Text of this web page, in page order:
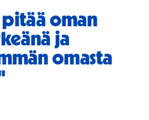
oman
ja
omasta